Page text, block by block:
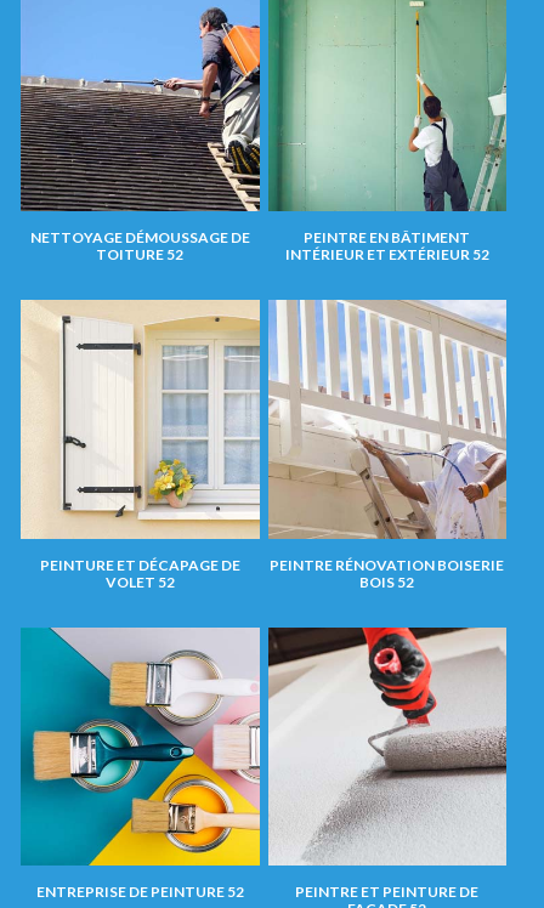
NETTOYAGE DÉMOUSSAGE DE
TOITURE 52
PEINTRE EN BÂTIMENT
INTÉRIEUR ET EXTÉRIEUR 52
PEINTURE ET DÉCAPAGE DE
VOLET 52
PEINTRE RÉNOVATION BOISERIE
BOIS 52
ENTREPRISE DE PEINTURE 52
PEINTRE ET PEINTURE DE